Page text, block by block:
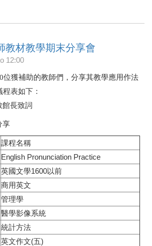
教材教學期末分享會
12:00
位獲補助的教師們，分享其教學應用作法
程表如下：
館長致詞
享
課程名稱
English Pronunciation Practice
英國文學1600以前
商用英文
管理學
醫學影像系統
統計方法
英文作文(五)